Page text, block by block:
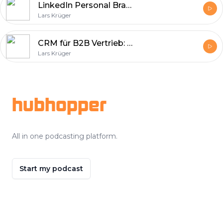
LinkedIn Personal Branding: Die 3 größten Fehler bei Reichweite und Leads | #125
Lars Krüger
CRM für B2B Vertrieb: Warum die meisten Systeme Leads und Umsatz kosten | #124
Lars Krüger
hubhopper
All in one podcasting platform.
Start my podcast